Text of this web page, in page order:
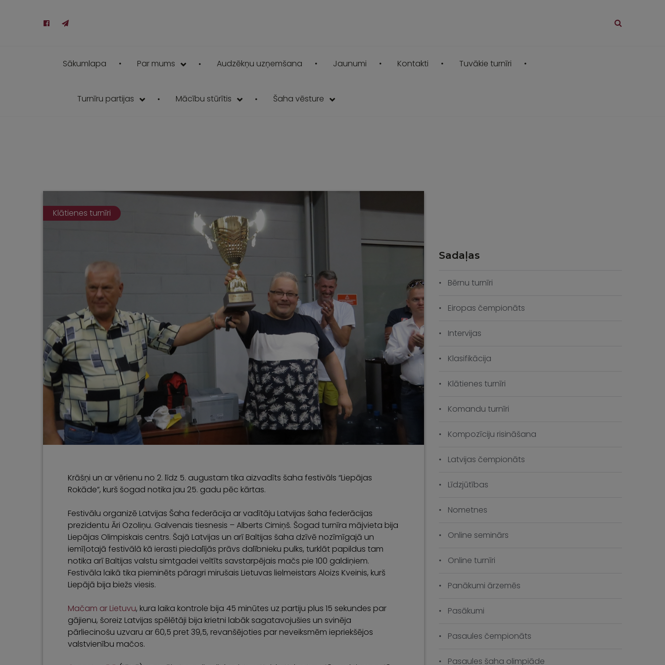
Sākumlapa Par mums Audzēkņu uzņemšana Jaunumi Kontakti Tuvākie turnīri
Turnīru partijas Mācību stūrītis Šaha vēsture
Klātienes turnīri
Krāšņi un ar vērienu no 2. līdz 5. augustam tika aizvadīts šaha festivāls “Liepājas
Rokāde”, kurš šogad notika jau 25. gadu pēc kārtas.
Festivālu organizē Latvijas Šaha federācija ar vadītāju Latvijas šaha federācijas
prezidentu Āri Ozoliņu. Galvenais tiesnesis – Alberts Cimiņš. Šogad turnīra mājvieta bija
Liepājas Olimpiskais centrs. Šajā Latvijas un arī Baltijas šaha dzīvē nozīmīgajā un
iemīļotajā festivālā kā ierasti piedalījās prāvs dalībnieku pulks, turklāt papildus tam
notika arī Baltijas valstu simtgadei veltīts savstarpējais mačs pie 100 galdiņiem.
Festivāla laikā tika pieminēts pāragri mirušais Lietuvas lielmeistars Aloizs Kveinis, kurš
Liepājā bija biežs viesis.
Mačam ar Lietuvu, kura laika kontrole bija 45 minūtes uz partiju plus 15 sekundes par
gājienu, šoreiz Latvijas spēlētāji bija krietni labāk sagatavojušies un svinēja
pārliecinošu uzvaru ar 60,5 pret 39,5, revanšējoties par neveiksmēm iepriekšējos
valstvienību mačos.
Sadaļas
Bērnu turnīri
Eiropas čempionāts
Intervijas
Klasifikācija
Klātienes turnīri
Komandu turnīri
Kompozīciju risināšana
Latvijas čempionāts
Līdzjūtības
Nometnes
Online seminārs
Online turnīri
Panākumi ārzemēs
Pasākumi
Pasaules čempionāts
Pasaules šaha olimpiāde